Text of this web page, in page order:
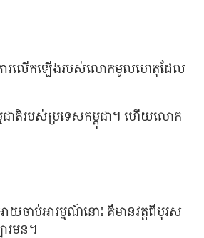
មការលើកឡើងរបស់លោកមូលហេតុដែល
មជាតិរបស់ប្រទេសកម្ពុជា។ ហើយលោក
ចាប់អារម្មណ៍នោះ គឺមានវត្ដពីបុរស
រមន។